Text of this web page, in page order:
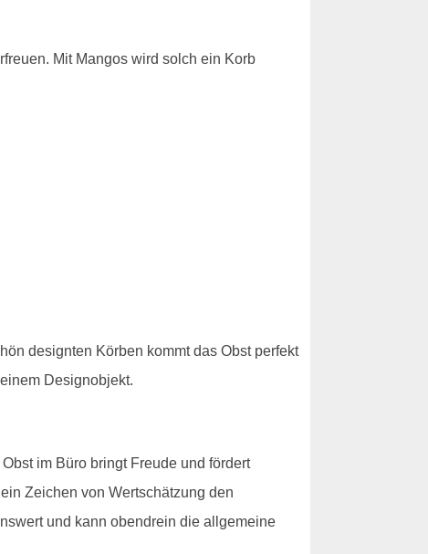
Mit Mangos wird solch ein Korb
designten Körben kommt das Obst perfekt
Designobjekt.
im Büro bringt Freude und fördert
Zeichen von Wertschätzung den
und kann obendrein die allgemeine